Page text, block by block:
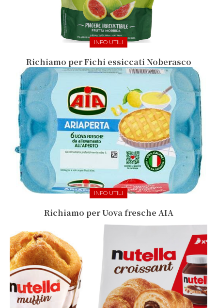
INFO UTILI
Richiamo per Fichi essiccati Noberasco
INFO UTILI
Richiamo per Uova fresche AIA